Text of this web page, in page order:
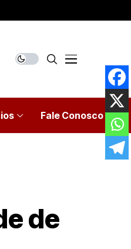
Fale Conosco
de